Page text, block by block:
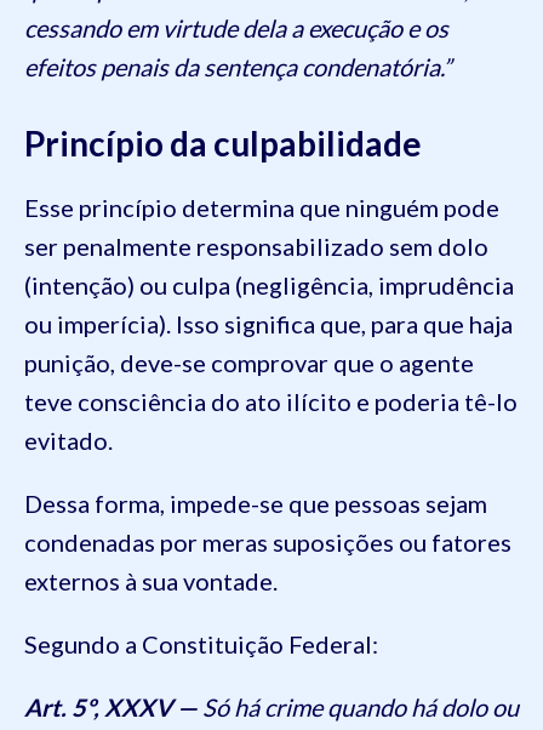
cessando em virtude dela a execução e os
efeitos penais da sentença condenatória.”
Princípio da culpabilidade
Esse princípio determina que ninguém pode
ser penalmente responsabilizado sem dolo
(intenção) ou culpa (negligência, imprudência
ou imperícia). Isso significa que, para que haja
punição, deve-se comprovar que o agente
teve consciência do ato ilícito e poderia tê-lo
evitado.
Dessa forma, impede-se que pessoas sejam
condenadas por meras suposições ou fatores
externos à sua vontade.
Segundo a Constituição Federal:
Art. 5º, XXXV — Só há crime quando há dolo ou